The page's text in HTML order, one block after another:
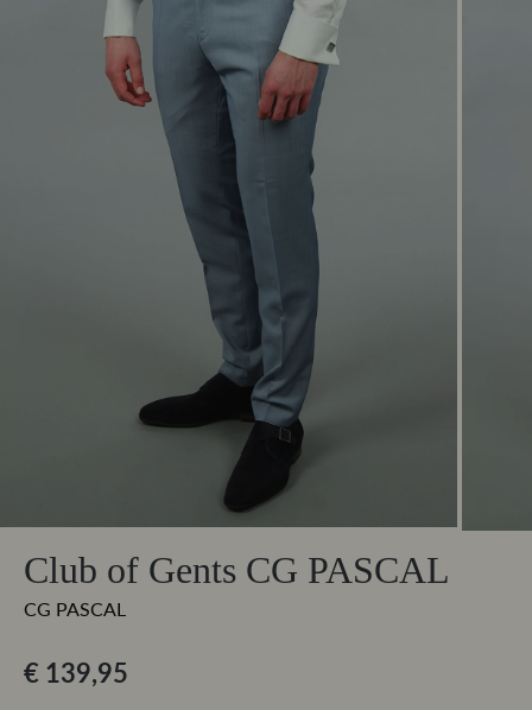
Club of Gents CG PASCAL
CG PASCAL
€ 139,95